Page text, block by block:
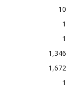
10
1
1
1,346
1,672
1